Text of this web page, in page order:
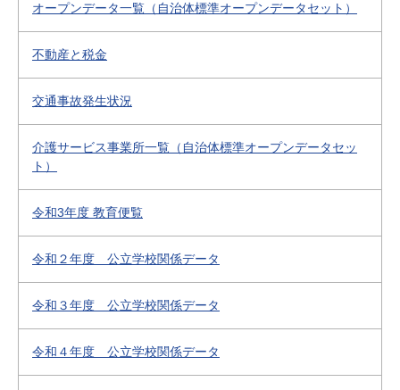
オープンデータ一覧（自治体標準オープンデータセット）
不動産と税金
交通事故発生状況
介護サービス事業所一覧（自治体標準オープンデータセッ
ト）
令和3年度 教育便覧
令和２年度 公立学校関係データ
令和３年度 公立学校関係データ
令和４年度 公立学校関係データ